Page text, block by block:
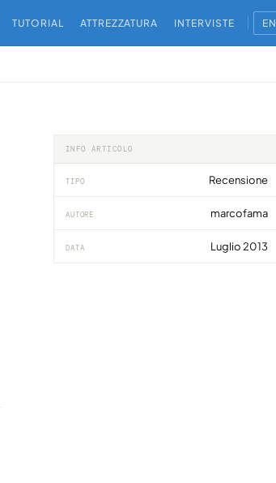
TUTORIAL ATTREZZATURA INTERVISTE EN
INFO ARTICOLO
TIPO Recensione
AUTORE marcofama
DATA Luglio 2013